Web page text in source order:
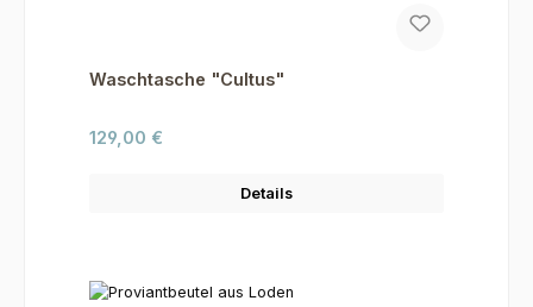
Waschtasche "Cultus"
Regulärer Preis:
129,00 €
Details